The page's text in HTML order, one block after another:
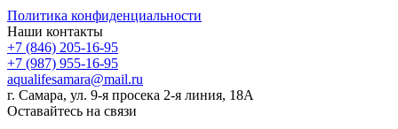
Политика конфиденциальности
Наши контакты
+7 (846) 205-16-95
+7 (987) 955-16-95
aqualifesamara@mail.ru
г. Самара, ул. 9-я просека 2-я линия, 18А
Оставайтесь на связи